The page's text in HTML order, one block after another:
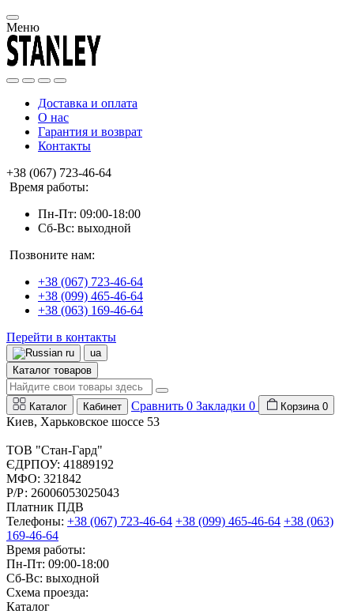
Меню
Доставка и оплата
О нас
Гарантия и возврат
Контакты
+38 (067) 723-46-64
Время работы:
Пн-Пт: 09:00-18:00
Сб-Вс: выходной
Позвоните нам:
+38 (067) 723-46-64
+38 (099) 465-46-64
+38 (063) 169-46-64
Перейти в контакты
ru
ua
Каталог товаров
Каталог Кабинет Сравнить 0 Закладки 0 Корзина 0
Киев, Харьковское шоссе 53
ТОВ "Стан-Гард"
ЄДРПОУ: 41889192
МФО: 321842
Р/Р: 26006053025043
Платник ПДВ
Телефоны: +38 (067) 723-46-64 +38 (099) 465-46-64 +38 (063)
169-46-64
Время работы:
Пн-Пт: 09:00-18:00
Сб-Вс: выходной
Схема проезда:
Каталог